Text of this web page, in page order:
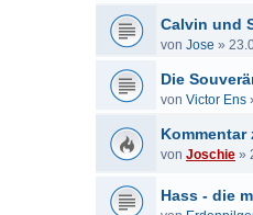
Calvin und
von Jose »
Die
von Victor Ens
von Joschie »
Hass - die